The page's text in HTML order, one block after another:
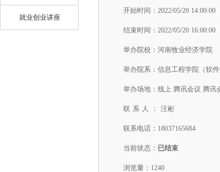
就业创业讲座
开始时间： 2022/05/20 14:00:00
结束时间： 2022/05/20 16:00:00
举办院校： 河南牧业经济学院
举办院系： 信息工程学院（软
举办场地： 线上 腾讯会议 腾讯
联系人： 汪彬
联系电话： 18037165684
当前状态： 已结束
浏览量：1240